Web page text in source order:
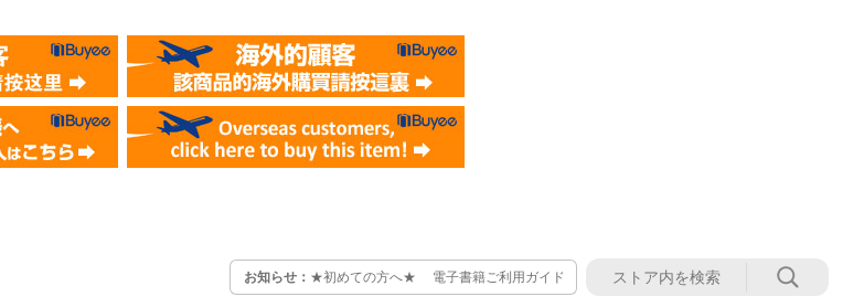
お知らせ： ★初めての方へ★ 電子書籍ご利用ガイド